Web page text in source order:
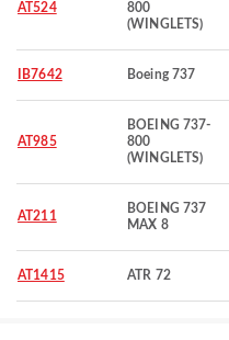
AT524
800
(WINGLETS)
IB7642 Boeing 737
AT985
BOEING 737-
800
(WINGLETS)
AT211
BOEING 737
MAX 8
AT1415 ATR 72